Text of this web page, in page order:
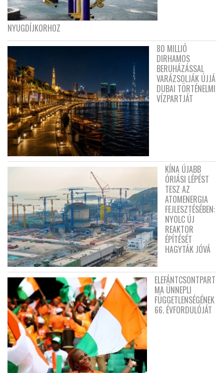
NYUGDÍJKORHOZ
80 MILLIÓ
DIRHAMOS
BERUHÁZÁSSAL
VARÁZSOLJÁK ÚJJÁ
DUBAI TÖRTÉNELMI
VÍZPARTJÁT
KÍNA ÚJABB
ÓRIÁSI LÉPÉST
TESZ AZ
ATOMENERGIA
FEJLESZTÉSÉBEN:
NYOLC ÚJ
REAKTOR
ÉPÍTÉSÉT
HAGYTÁK JÓVÁ
ELEFÁNTCSONTPART
MA ÜNNEPLI
FÜGGETLENSÉGÉNEK
66. ÉVFORDULÓJÁT